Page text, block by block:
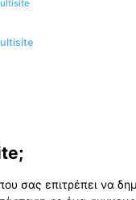
σας επιτρέπει να